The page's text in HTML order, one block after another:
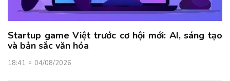
Startup game Việt trước cơ hội mới: AI, sáng tạo
và bản sắc văn hóa
18:41 04/08/2026